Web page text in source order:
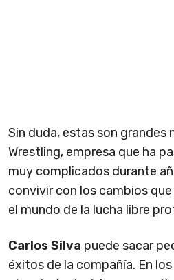
Sin duda, estas son grandes
Wrestling, empresa que ha
muy complicados durante
convivir con los cambios
el mundo de la lucha libre
Carlos Silva puede sacar
éxitos de la compañía. En